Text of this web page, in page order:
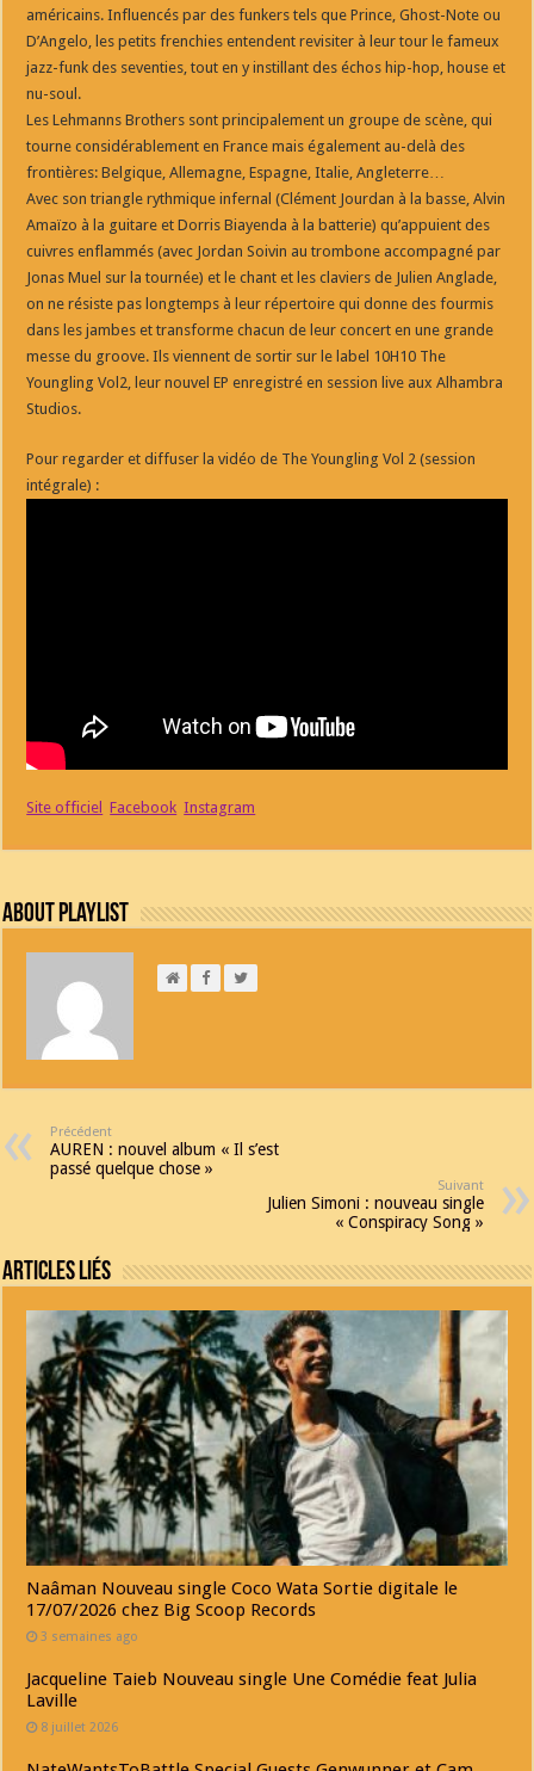
américains. Influencés par des funkers tels que Prince, Ghost-Note ou
D’Angelo, les petits frenchies entendent revisiter à leur tour le fameux
jazz-funk des seventies, tout en y instillant des échos hip-hop, house et
nu-soul.
Les Lehmanns Brothers sont principalement un groupe de scène, qui
tourne considérablement en France mais également au-delà des
frontières: Belgique, Allemagne, Espagne, Italie, Angleterre…
Avec son triangle rythmique infernal (Clément Jourdan à la basse, Alvin
Amaïzo à la guitare et Dorris Biayenda à la batterie) qu’appuient des
cuivres enflammés (avec Jordan Soivin au trombone accompagné par
Jonas Muel sur la tournée) et le chant et les claviers de Julien Anglade,
on ne résiste pas longtemps à leur répertoire qui donne des fourmis
dans les jambes et transforme chacun de leur concert en une grande
messe du groove. Ils viennent de sortir sur le label 10H10 The
Youngling Vol2, leur nouvel EP enregistré en session live aux Alhambra
Studios.
Pour regarder et diffuser la vidéo de The Youngling Vol 2 (session
intégrale) :
Site officiel Facebook Instagram
About Playlist
Précédent
AUREN : nouvel album « Il s’est
passé quelque chose »
Suivant
Julien Simoni : nouveau single
« Conspiracy Song »
Articles Liés
Naâman Nouveau single Coco Wata Sortie digitale le
17/07/2026 chez Big Scoop Records
3 semaines ago
Jacqueline Taieb Nouveau single Une Comédie feat Julia
Laville
8 juillet 2026